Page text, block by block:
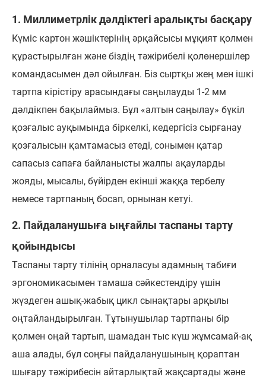
1. Миллиметрлік дәлдіктегі аралықты басқару
Күміс картон жәшіктерінің әрқайсысы мұқият қолмен
құрастырылған және біздің тәжірибелі қолөнершілер
командасымен дәл ойылған. Біз сыртқы жең мен ішкі
тартпа кірістіру арасындағы саңылауды 1-2 мм
дәлдікпен бақылаймыз. Бұл «алтын саңылау» бүкіл
қозғалыс ауқымында біркелкі, кедергісіз сырғанау
қозғалысын қамтамасыз етеді, сонымен қатар
сапасыз сапаға байланысты жалпы ақауларды
жояды, мысалы, бүйірден екінші жаққа тербелу
немесе тартпаның босап, орнынан кетуі.
2. Пайдаланушыға ыңғайлы таспаны тарту
қойындысы
Таспаны тарту тілінің орналасуы адамның табиғи
эргономикасымен тамаша сәйкестендіру үшін
жүздеген ашық-жабық цикл сынақтары арқылы
оңтайландырылған. Тұтынушылар тартпаны бір
қолмен оңай тартып, шамадан тыс күш жұмсамай-ақ
аша алады, бұл соңғы пайдаланушының қораптан
шығару тәжірибесін айтарлықтай жақсартады және